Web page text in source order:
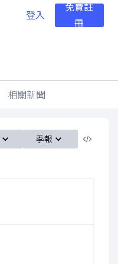
登入
免費註
冊
相關新聞
季報